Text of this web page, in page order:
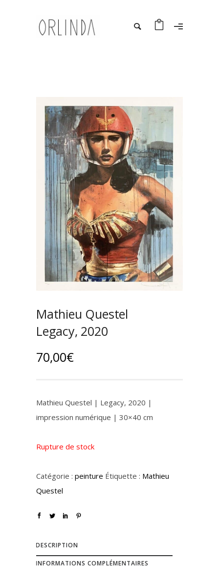
Mathieu Questel
Legacy, 2020
70,00€
Mathieu Questel | Legacy, 2020 |
impression numérique | 30×40 cm
Rupture de stock
Catégorie : peinture Étiquette : Mathieu
Questel
DESCRIPTION
INFORMATIONS COMPLÉMENTAIRES